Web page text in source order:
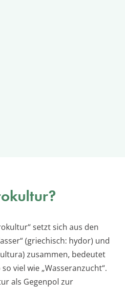
setzt sich aus den
(griechisch: hydor) und
zusammen, bedeutet
viel wie „Wasseranzucht“.
als Gegenpol zur